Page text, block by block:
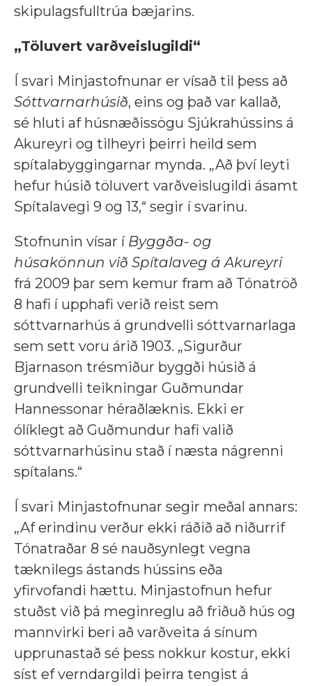
skipulagsfulltrúa bæjarins.
„Töluvert varðveislugildi“
Í svari Minjastofnunar er vísað til þess að
Sóttvarnarhúsið, eins og það var kallað,
sé hluti af húsnæðissögu Sjúkrahússins á
Akureyri og tilheyri þeirri heild sem
spítalabyggingarnar mynda. „Að því leyti
hefur húsið töluvert varðveislugildi ásamt
Spítalavegi 9 og 13,“ segir í svarinu.
Stofnunin vísar í Byggða- og
húsakönnun við Spítalaveg á Akureyri
frá 2009 þar sem kemur fram að Tónatröð
8 hafi í upphafi verið reist sem
sóttvarnarhús á grundvelli sóttvarnarlaga
sem sett voru árið 1903. „Sigurður
Bjarnason trésmiður byggði húsið á
grundvelli teikningar Guðmundar
Hannessonar héraðlæknis. Ekki er
ólíklegt að Guðmundur hafi valið
sóttvarnarhúsinu stað í næsta nágrenni
spítalans.“
Í svari Minjastofnunar segir meðal annars:
„Af erindinu verður ekki ráðið að niðurrif
Tónatraðar 8 sé nauðsynlegt vegna
tæknilegs ástands hússins eða
yfirvofandi hættu. Minjastofnun hefur
stuðst við þá meginreglu að friðuð hús og
mannvirki beri að varðveita á sínum
upprunastað sé þess nokkur kostur, ekki
síst ef verndargildi þeirra tengist á